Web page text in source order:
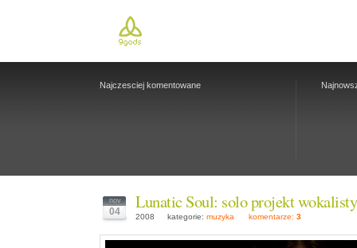
Najczesciej komentowane
nov
04 Lunatic Soul: solo projekt
2008 kategorie: muzyka komentarze: 3